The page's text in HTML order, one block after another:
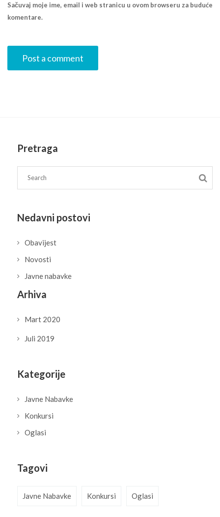
Sačuvaj moje ime, email i web stranicu u ovom browseru za buduće
komentare.
Pretraga
Nedavni postovi
Obavijest
Novosti
Javne nabavke
Arhiva
Mart 2020
Juli 2019
Kategorije
Javne Nabavke
Konkursi
Oglasi
Tagovi
Javne Nabavke Konkursi Oglasi